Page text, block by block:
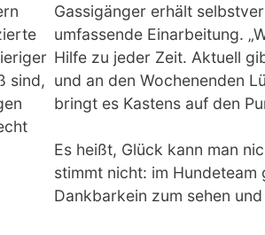
sind,
Gassigänger erhält
umfassende Einarbeitung.
Hilfe zu jeder Zeit. Aktuell
und an den Wochenenden
bringt es Kastens auf den
Es heißt, Glück kann man
stimmt nicht: im Hundeteam
Dankbarkein zum sehen